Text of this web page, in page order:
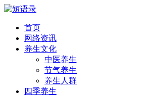
首页
网络资讯
养生文化
中医养生
节气养生
养生人群
四季养生